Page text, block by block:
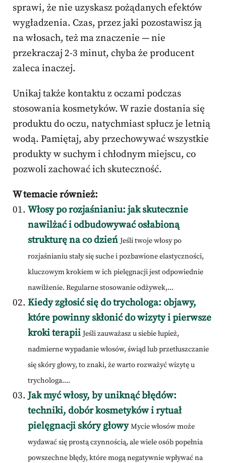
sprawi, że nie uzyskasz pożądanych efektów
wygładzenia. Czas, przez jaki pozostawisz ją
na włosach, też ma znaczenie — nie
przekraczaj 2-3 minut, chyba że producent
zaleca inaczej.
Unikaj także kontaktu z oczami podczas
stosowania kosmetyków. W razie dostania się
produktu do oczu, natychmiast spłucz je letnią
wodą. Pamiętaj, aby przechowywać wszystkie
produkty w suchym i chłodnym miejscu, co
pozwoli zachować ich skuteczność.
W temacie również:
Włosy po rozjaśnianiu: jak skutecznie
nawilżać i odbudowywać osłabioną
strukturę na co dzień Jeśli twoje włosy po
rozjaśnianiu stały się suche i pozbawione elastyczności,
kluczowym krokiem w ich pielęgnacji jest odpowiednie
nawilżenie. Regularne stosowanie odżywek,...
Kiedy zgłosić się do trychologa: objawy,
które powinny skłonić do wizyty i pierwsze
kroki terapii Jeśli zauważasz u siebie łupież,
nadmierne wypadanie włosów, świąd lub przetłuszczanie
się skóry głowy, to znaki, że warto rozważyć wizytę u
trychologa....
Jak myć włosy, by uniknąć błędów:
techniki, dobór kosmetyków i rytuał
pielęgnacji skóry głowy Mycie włosów może
wydawać się prostą czynnością, ale wiele osób popełnia
powszechne błędy, które mogą negatywnie wpływać na